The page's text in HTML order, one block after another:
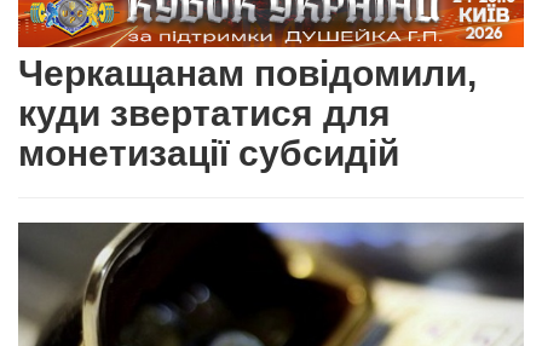
Черкащанам повідомили,
куди звертатися для
монетизації субсидій